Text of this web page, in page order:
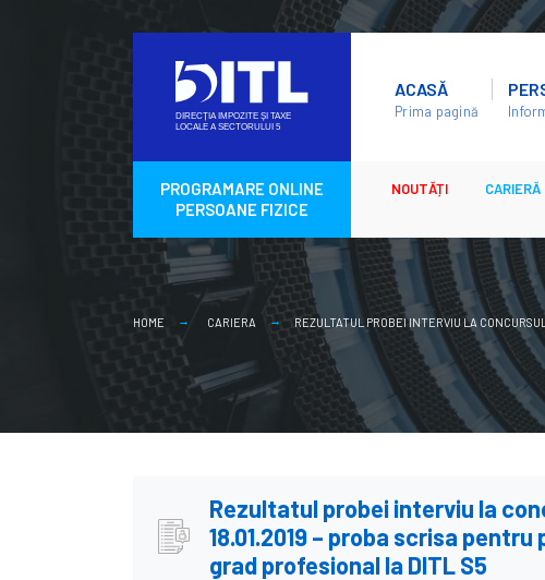
content
ACASĂ
Prima pagină
PROGRAMARE ONLINE
PERSOANE FIZICE
NOUTĂȚI CARIERĂ
HOME CARIERA REZULTATUL PROBEI INTERVIU LA
Rezultatul probei interviu la
18.01.2019 – proba scrisa
grad profesional la DITL S5